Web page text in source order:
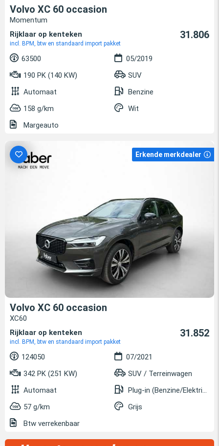
Volvo XC 60 occasion
Momentum
Rijklaar op kenteken
incl. BPM, btw en standaard import pakket
31.806
63500
05/2019
190 PK (140 KW)
SUV
Automaat
Benzine
158 g/km
Wit
Margeauto
Erkende merkdealer
Volvo XC 60 occasion
XC60
Rijklaar op kenteken
incl. BPM, btw en standaard import pakket
31.852
124050
07/2021
342 PK (251 KW)
SUV / Terreinwagen
Automaat
Plug-in (Benzine/Elektrisch)
57 g/km
Grijs
Btw verrekenbaar